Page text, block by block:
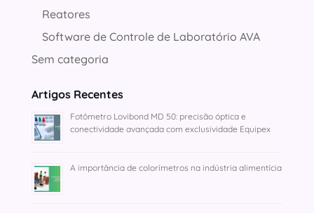
Reatores
Software de Controle de Laboratório AVA
Sem categoria
Artigos Recentes
Fotômetro Lovibond MD 50: precisão óptica e
conectividade avançada com exclusividade Equipex
A importância de colorímetros na indústria alimentícia